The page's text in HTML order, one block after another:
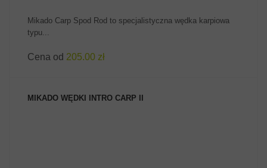
Mikado Carp Spod Rod to specjalistyczna wędka karpiowa
typu...
Cena od 205.00 zł
MIKADO WĘDKI INTRO CARP II